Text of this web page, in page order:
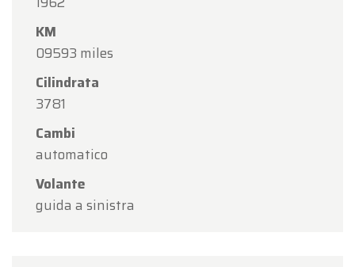
KM
09593 miles
Cilindrata
3781
Cambi
automatico
Volante
guida a sinistra